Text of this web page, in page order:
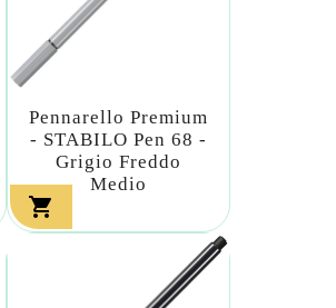
Pennarello Premium
- STABILO Pen 68 -
Grigio Freddo
Medio
